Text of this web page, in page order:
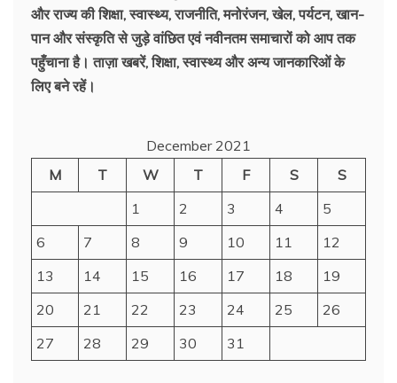
और राज्य की शिक्षा, स्वास्थ्य, राजनीति, मनोरंजन, खेल, पर्यटन, खान-
पान और संस्कृति से जुड़े वांछित एवं नवीनतम समाचारों को आप तक
पहुँचाना है। ताज़ा खबरें, शिक्षा, स्वास्थ्य और अन्य जानकारिओं के
लिए बने रहें।
December 2021
M
T W T F S
S
1
2 3 4
5
6
7 8 9 10 11
12
13
14 15 16 17 18
19
20
21 22 23 24 25
26
27
28 29 30 31